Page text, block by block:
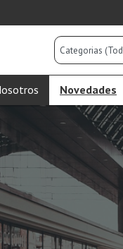
Categorias
(Todas)
Novedades